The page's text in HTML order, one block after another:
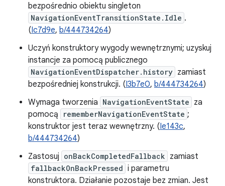
bezpośrednio obiektu singleton
NavigationEventTransitionState.Idle .
(Ic7d9e, b/444734264)
Uczyń konstruktory wygody wewnętrznymi; uzyskuj
instancje za pomocą publicznego
NavigationEventDispatcher.history zamiast
bezpośredniej konstrukcji. (I3b7e0, b/444734264)
Wymaga tworzenia NavigationEventState za
pomocą
rememberNavigationEventState ;
konstruktor jest teraz wewnętrzny. (Ie143c,
b/444734264)
Zastosuj onBackCompletedFallback zamiast
fallbackOnBackPressed i parametru
konstruktora. Działanie pozostaje bez zmian. Jest